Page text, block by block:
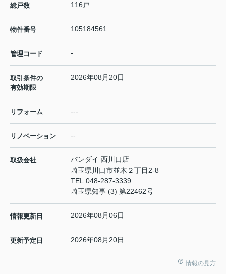
総戸数 116戸
物件番号 105184561
管理コード -
取引条件の
有効期限
2026年08月20日
リフォーム ---
リノベーション --
取扱会社
バンダイ 西川口店
埼玉県川口市並木２丁目2-8
TEL:048-287-3339
埼玉県知事 (3) 第22462号
情報更新日 2026年08月06日
更新予定日 2026年08月20日
情報の見方